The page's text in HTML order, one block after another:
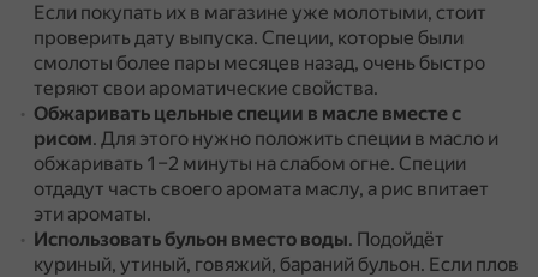
Если покупать их в магазине уже молотыми, стоит
проверить дату выпуска. Специи, которые были
смолоты более пары месяцев назад, очень быстро
теряют свои ароматические свойства.
Обжаривать цельные специи в масле вместе с
рисом. Для этого нужно положить специи в масло и
обжаривать 1–2 минуты на слабом огне. Специи
отдадут часть своего аромата маслу, а рис впитает
эти ароматы.
Использовать бульон вместо воды. Подойдёт
куриный, утиный, говяжий, бараний бульон. Если плов